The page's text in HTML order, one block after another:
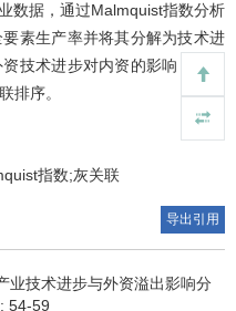
数据，通过Malmquist指数分析
素生产率并将其分解为技术进
技术进步对内资的影响，并根
排序。
指数;灰关联
导出引用
业技术进步与外资溢出影响分
54-59